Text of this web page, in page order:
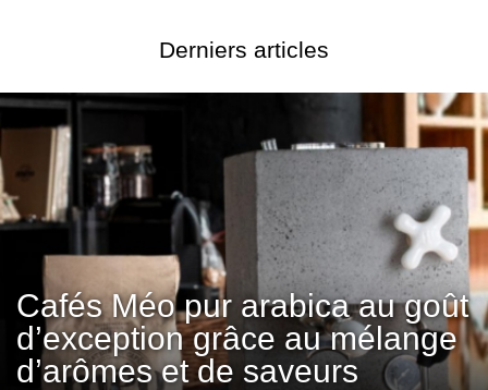
Derniers articles
Cafés Méo pur arabica au goût
d’exception grâce au mélange
d’arômes et de saveurs